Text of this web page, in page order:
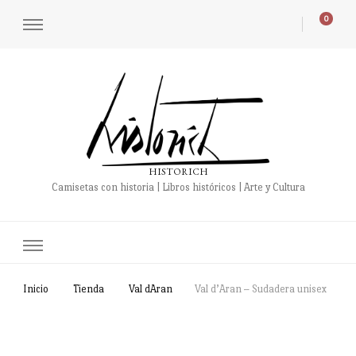
0
HISTORICH
Camisetas con historia | Libros históricos | Arte y Cultura
Inicio Tienda Val dAran Val d’Aran – Sudadera unisex